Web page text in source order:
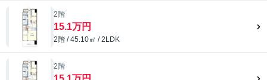
2階
15.1万円
2階 / 45.10㎡ / 2LDK
2階